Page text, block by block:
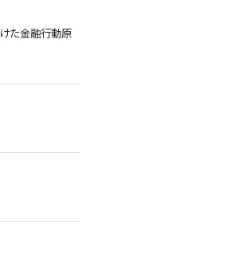
た金融行動原